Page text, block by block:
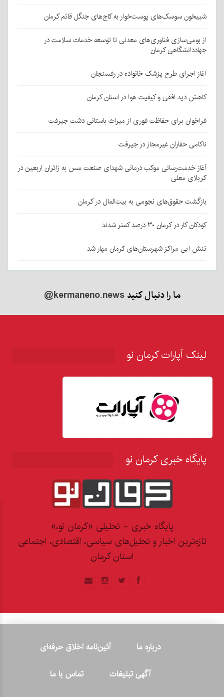
شبیخون سوسک‌های پوست‌خوار به کاج‌های جنگل قائم کرمان
از بومی‌سازی فناوری‌های معدنی تا توسعه خدمات سلامت در
جهاددانشگاهی کرمان
آغاز اجرای طرح پزشک خانواده در رفسنجان
کاهش دید افقی و کیفیت هوا در استان کرمان
فراخوان برای حفاظت فوری از میراث باستانی دشت جیرفت
ناکامی حفاران غیرمجاز در جیرفت
آغاز خدمت‌رسانی موکب درمانی شهدای صنعت مس به زائران اربعین در
کربلای معلی
بازگشت حقوق‌های نجومی به بیت‌المال در کرمان
کودکان کار در کرمان ۳۰ درصد کمتر شدند
تنش آبی مراکز شهرستان‌های کرمان مهار شد
ما را دنبال کنید@kermaneno.news
لینک آپارات کرمان نو
پایگاه خبری کرمان نو
پایگاه خبری - تحلیلی «کرمان نو،»
تازه‌ترین اخبار و تحلیل‌های سیاسی، اقتصادی، اجتماعی
استان کرمان
درباره ما
آئین‌نامه اخلاق حرفه‌ای
آگهی تبلیغات
تماس با ما